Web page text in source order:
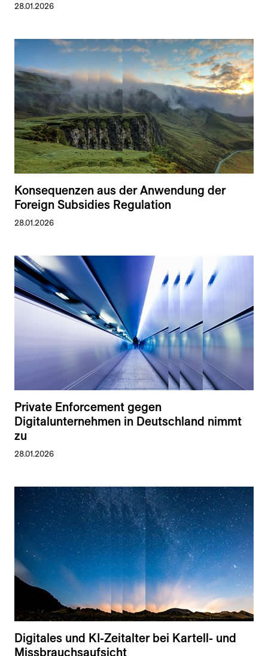
28.01.2026
Konsequenzen aus der Anwendung der
Foreign Subsidies Regulation
28.01.2026
Private Enforcement gegen
Digitalunternehmen in Deutschland nimmt
zu
28.01.2026
Digitales und KI-Zeitalter bei Kartell- und
Missbrauchsaufsicht